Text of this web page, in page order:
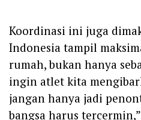
‎Koordinasi ini juga
Indonesia tampil
rumah, bukan hanya
ingin atlet kita
jangan hanya jadi
bangsa harus